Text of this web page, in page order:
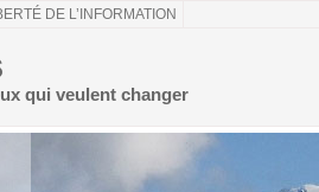
DE L’INFORMATION
qui veulent changer